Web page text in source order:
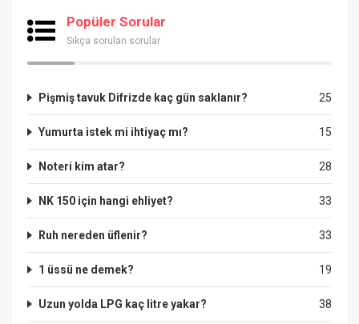
Popüler Sorular
Sıkça sorulan sorular
25
Pişmiş tavuk Difrizde kaç gün saklanır?
15
Yumurta istek mi ihtiyaç mı?
28
Noteri kim atar?
33
NK 150 için hangi ehliyet?
33
Ruh nereden üflenir?
19
1 üssü ne demek?
38
Uzun yolda LPG kaç litre yakar?